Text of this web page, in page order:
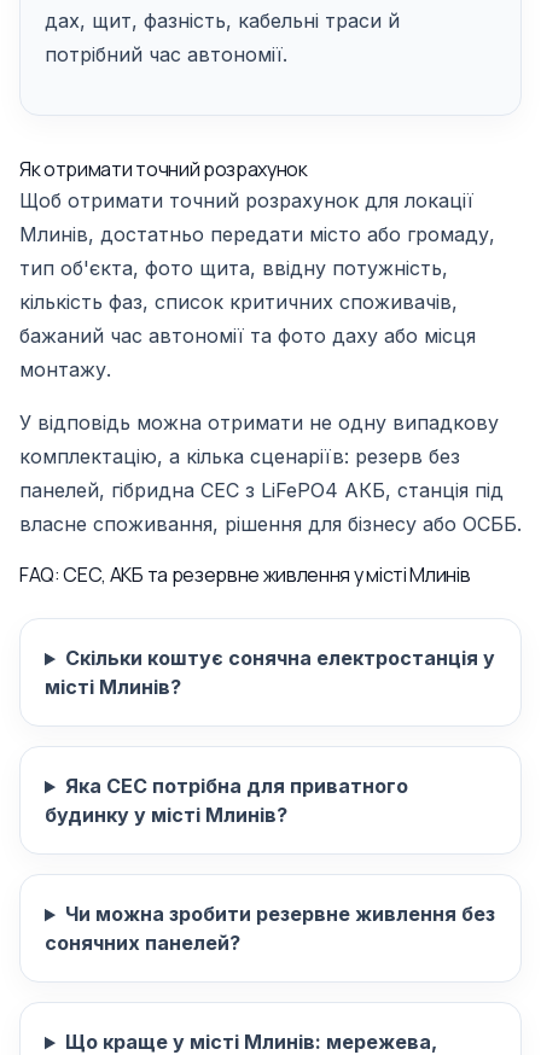
дах, щит, фазність, кабельні траси й
потрібний час автономії.
Як отримати точний розрахунок
Щоб отримати точний розрахунок для локації
Млинів, достатньо передати місто або громаду,
тип об'єкта, фото щита, ввідну потужність,
кількість фаз, список критичних споживачів,
бажаний час автономії та фото даху або місця
монтажу.
У відповідь можна отримати не одну випадкову
комплектацію, а кілька сценаріїв: резерв без
панелей, гібридна СЕС з LiFePO4 АКБ, станція під
власне споживання, рішення для бізнесу або ОСББ.
FAQ: СЕС, АКБ та резервне живлення у місті Млинів
Скільки коштує сонячна електростанція у
місті Млинів?
Яка СЕС потрібна для приватного
будинку у місті Млинів?
Чи можна зробити резервне живлення без
сонячних панелей?
Що краще у місті Млинів: мережева,